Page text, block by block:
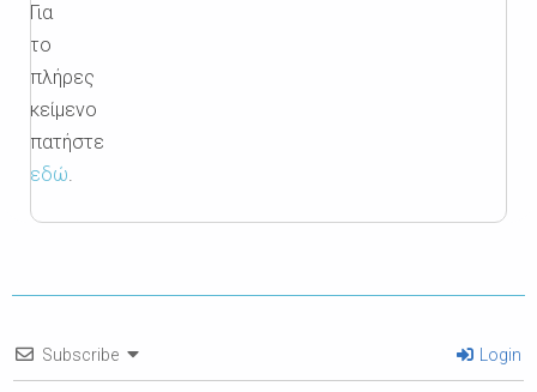
Για
το
πλήρες
κείμενο
πατήστε
εδώ.
Subscribe Login